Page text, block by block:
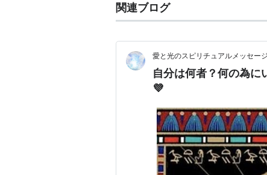
関連ブログ
愛と光のスピリチュアルメッ
自分は何者？何の為に
💜